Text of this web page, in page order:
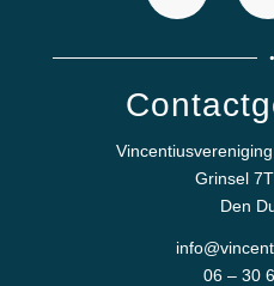
Grinsel
Den
06 – 30